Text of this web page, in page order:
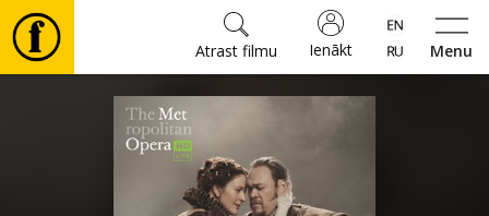
Menu
Ienākt
Atrast filmu